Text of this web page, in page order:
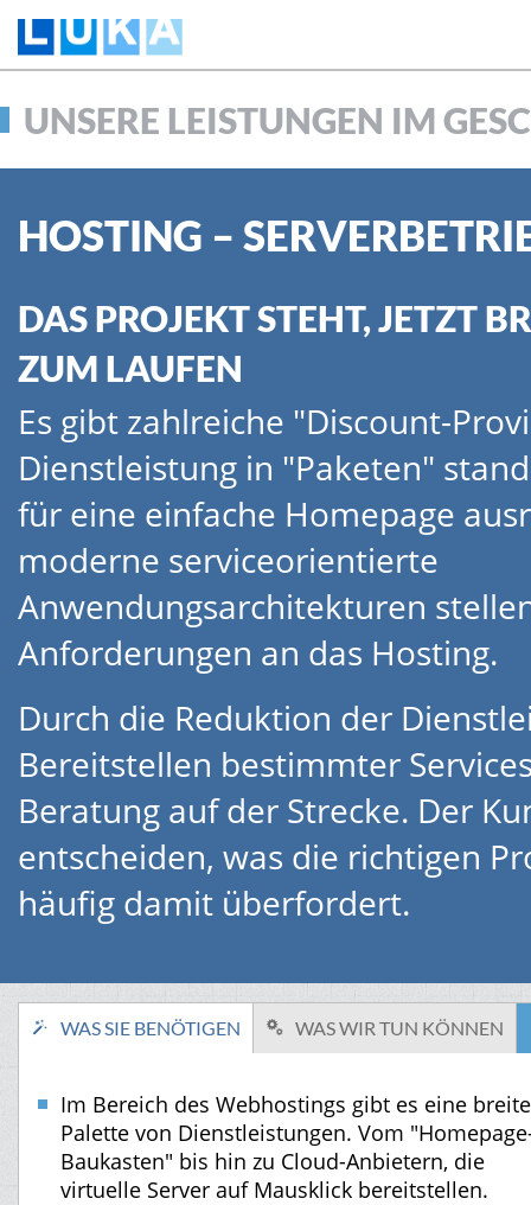
UNSERE LEISTUNGEN IM
HOSTING –
DAS PROJEKT STEHT, JETZT
ZUM LAUFEN
Es gibt zahlreiche "Discount-
Dienstleistung in "Paketen"
für eine einfache Homepage
moderne serviceorientierte
Anwendungsarchitekturen
Anforderungen an das Hosting.
Durch die Reduktion der
Bereitstellen bestimmter
Beratung auf der Strecke. Der
entscheiden, was die richtigen
häufig damit überfordert.
WAS SIE BENÖTIGEN WAS WIR TUN KÖNNEN
Im Bereich des Webhostings gibt es eine breite
Palette von Dienstleistungen. Vom
Baukasten" bis hin zu Cloud-Anbietern, die
virtuelle Server auf Mausklick bereitstellen.